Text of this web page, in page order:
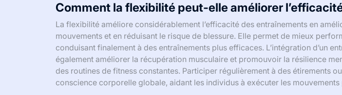
Comment la flexibilité peut-elle améliorer
La flexibilité améliore considérablement l’efficacité des entraînements en
mouvements et en réduisant le risque de blessure. Elle permet de mieux
conduisant finalement à des entraînements plus efficaces. L’intégration d’un
également améliorer la récupération musculaire et promouvoir la résilience
des routines de fitness constantes. Participer régulièrement à des étirements
conscience corporelle globale, aidant les individus à exécuter les